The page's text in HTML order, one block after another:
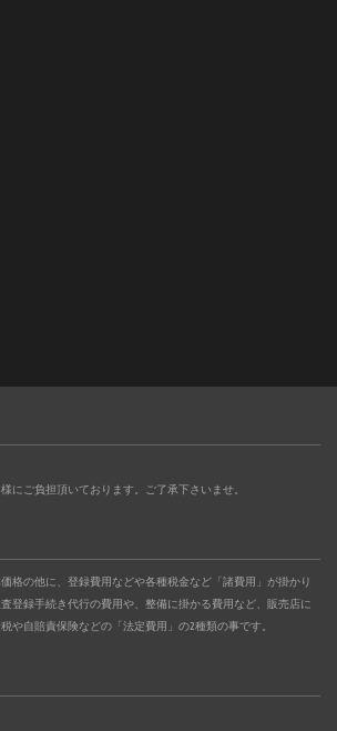
にご負担頂いております。ご了承下さいませ。
格の他に、登録費用などや各種税金など「諸費用」が掛かり
登録手続き代行の費用や、整備に掛かる費用など、販売店に
や自賠責保険などの「法定費用」の2種類の事です。